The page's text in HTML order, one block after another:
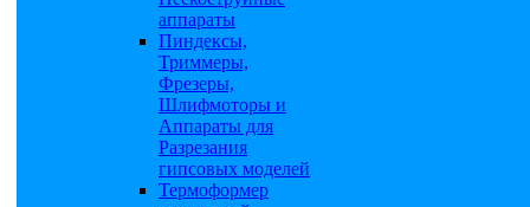
аппараты
Пиндексы,
Триммеры,
Фрезеры,
Шлифмоторы и
Аппараты для
Разрезания
гипсовых моделей
Термоформер